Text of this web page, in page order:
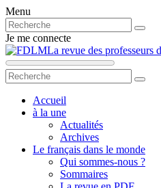
Menu
Je me connecte
La revue des professeurs
Accueil
à la une
Actualités
Archives
Le français dans le monde
Qui sommes-nous ?
Sommaires